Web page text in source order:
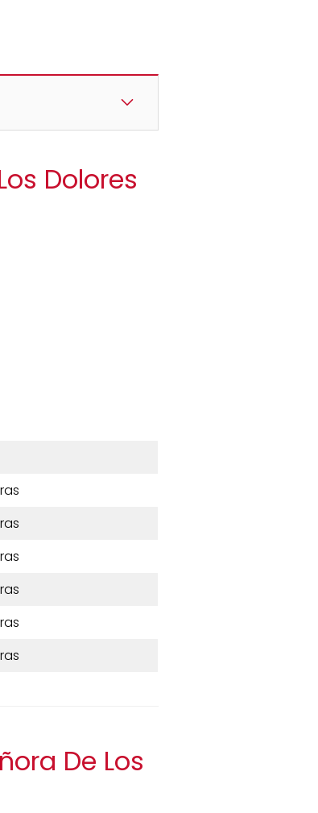
Dolores
De Los